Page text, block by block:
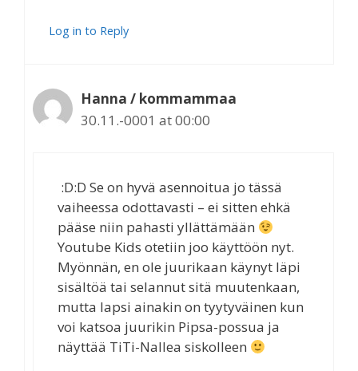
Log in to Reply
Hanna / kommammaa
30.11.-0001 at 00:00
:D:D Se on hyvä asennoitua jo tässä
vaiheessa odottavasti – ei sitten ehkä
pääse niin pahasti yllättämään
Youtube Kids otetiin joo käyttöön nyt.
Myönnän, en ole juurikaan käynyt läpi
sisältöä tai selannut sitä muutenkaan,
mutta lapsi ainakin on tyytyväinen kun
voi katsoa juurikin Pipsa-possua ja
näyttää TiTi-Nallea siskolleen